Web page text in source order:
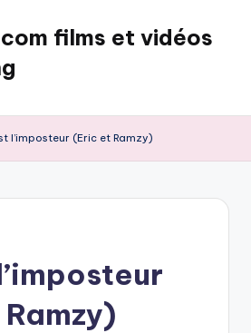
films et vidéos
l’imposteur (Eric et Ramzy)